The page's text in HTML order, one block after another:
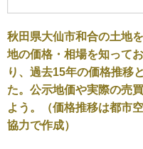
秋田県大仙市和合の土地
地の価格・相場を知って
り、過去15年の価格推移
た。公示地価や実際の売
よう。（価格推移は都市
協力で作成）